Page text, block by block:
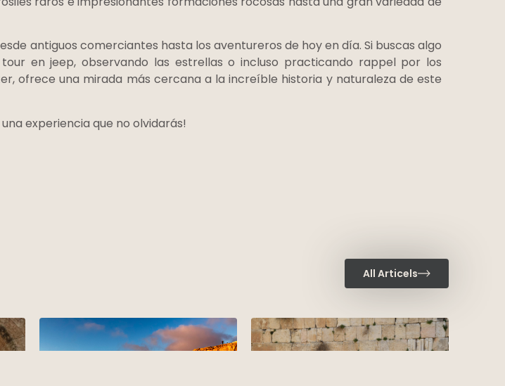
antiguos comerciantes hasta los aventureros de hoy en día. Si buscas algo
en jeep, observando las estrellas o incluso practicando rappel por los
ofrece una mirada más cercana a la increíble historia y naturaleza de este
experiencia que no olvidarás!
All Articels